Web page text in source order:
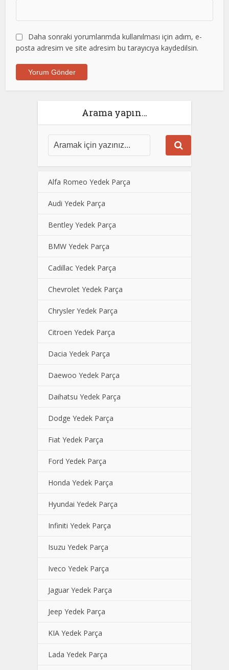
Daha sonraki yorumlarımda kullanılması için adım, e-
posta adresim ve site adresim bu tarayıcıya kaydedilsin.
Arama yapın…
Alfa Romeo Yedek Parça
Audi Yedek Parça
Bentley Yedek Parça
BMW Yedek Parça
Cadillac Yedek Parça
Chevrolet Yedek Parça
Chrysler Yedek Parça
Citroen Yedek Parça
Dacia Yedek Parça
Daewoo Yedek Parça
Daihatsu Yedek Parça
Dodge Yedek Parça
Fiat Yedek Parça
Ford Yedek Parça
Honda Yedek Parça
Hyundai Yedek Parça
Infiniti Yedek Parça
Isuzu Yedek Parça
Iveco Yedek Parça
Jaguar Yedek Parça
Jeep Yedek Parça
KIA Yedek Parça
Lada Yedek Parça